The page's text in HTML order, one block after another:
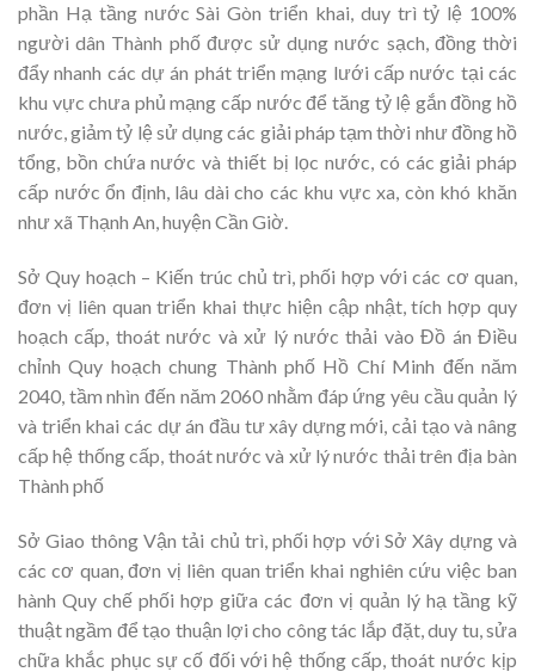
phần Hạ tầng nước Sài Gòn triển khai, duy trì tỷ lệ 100%
người dân Thành phố được sử dụng nước sạch, đồng thời
đẩy nhanh các dự án phát triển mạng lưới cấp nước tại các
khu vực chưa phủ mạng cấp nước để tăng tỷ lệ gắn đồng hồ
nước, giảm tỷ lệ sử dụng các giải pháp tạm thời như đồng hồ
tổng, bồn chứa nước và thiết bị lọc nước, có các giải pháp
cấp nước ổn định, lâu dài cho các khu vực xa, còn khó khăn
như xã Thạnh An, huyện Cần Giờ.
Sở Quy hoạch – Kiến trúc chủ trì, phối hợp với các cơ quan,
đơn vị liên quan triển khai thực hiện cập nhật, tích hợp quy
hoạch cấp, thoát nước và xử lý nước thải vào Đồ án Điều
chỉnh Quy hoạch chung Thành phố Hồ Chí Minh đến năm
2040, tầm nhìn đến năm 2060 nhằm đáp ứng yêu cầu quản lý
và triển khai các dự án đầu tư xây dựng mới, cải tạo và nâng
cấp hệ thống cấp, thoát nước và xử lý nước thải trên địa bàn
Thành phố
Sở Giao thông Vận tải chủ trì, phối hợp với Sở Xây dựng và
các cơ quan, đơn vị liên quan triển khai nghiên cứu việc ban
hành Quy chế phối hợp giữa các đơn vị quản lý hạ tầng kỹ
thuật ngầm để tạo thuận lợi cho công tác lắp đặt, duy tu, sửa
chữa khắc phục sự cố đối với hệ thống cấp, thoát nước kịp